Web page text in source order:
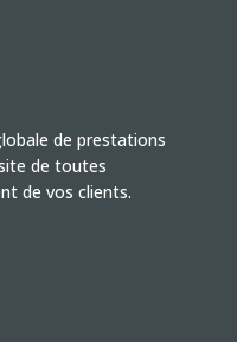
de prestations
de toutes
de vos clients.